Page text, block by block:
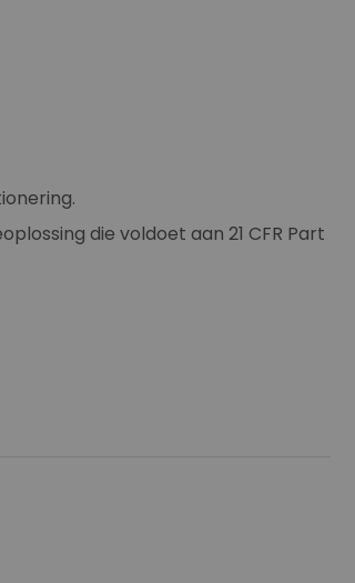
die voldoet aan 21 CFR Part